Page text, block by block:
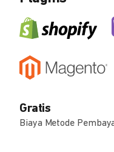
Gratis
Biaya Metode